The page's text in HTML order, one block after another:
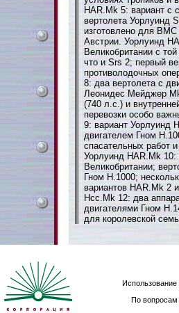
HAR.Mk 5: вариант с
вертолета Уорлуинд
изготовлено для
Австрии. Уорлуинд
Великобритании с
что и Srs 2; первый
противолодочных
8: два вертолета с
Леонидес Мейджер
(740 л.с.) и
перевозки особо
9: вариант Уорлуинд
двигателем Гном
спасательных работ
Уорлуинд HAR.Mk
Великобритании;
Гном Н.1000;
вариантов HAR.Mk 2
Hсс.Mk 12: два
двигателями Гном
для королевской
Использование
По вопросам